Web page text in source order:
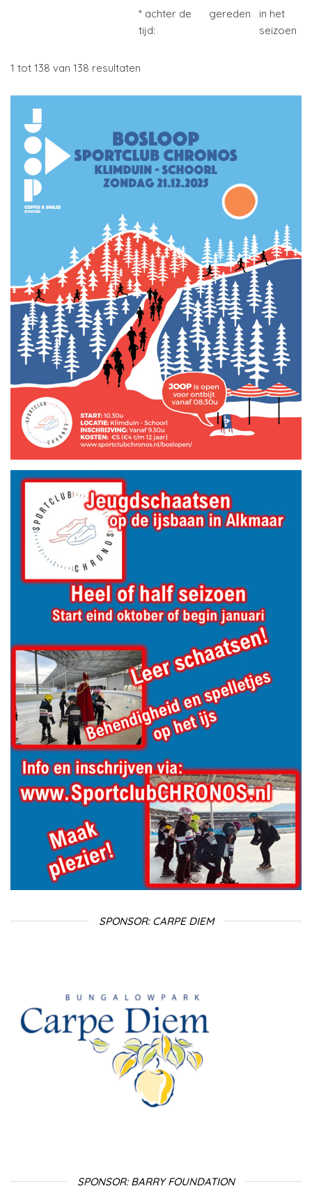
* achter de
tijd:
gereden
in het
seizoen
1 tot 138 van 138 resultaten
SPONSOR: CARPE DIEM
SPONSOR: BARRY FOUNDATION